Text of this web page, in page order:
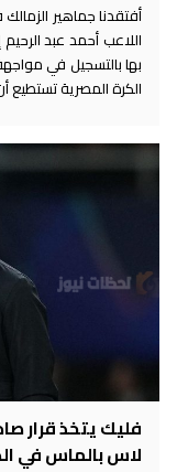
أفتقدنا جماهير
اللاعب أحمد عبد
بها بالتسجيل في
الكرة المصرية تستطيع
فليك يتخذ قرار
لاس بالماس في